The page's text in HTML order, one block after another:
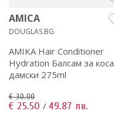
AMICA
DOUGLAS.BG
AMIKA Hair Conditioner
Hydration Балсам за коса
дамски 275ml
€ 30.00
€ 25.50 / 49.87 лв.